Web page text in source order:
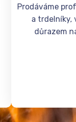
Prodáváme
a trdelníky,
důrazem